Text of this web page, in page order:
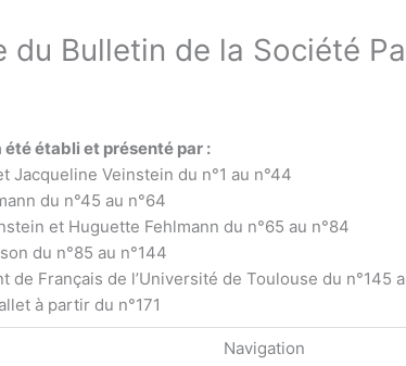
du Bulletin de la Société
été établi et présenté par :
Jacqueline Veinstein du n°1 au n°44
du n°45 au n°64
et Huguette Fehlmann du n°65 au n°84
du n°85 au n°144
de Français de l’Université de Toulouse du n°145
à partir du n°171
Navigation